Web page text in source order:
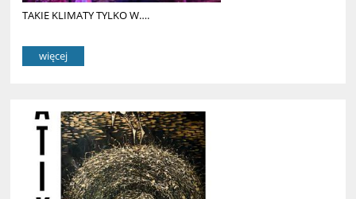
TAKIE KLIMATY TYLKO W….
więcej